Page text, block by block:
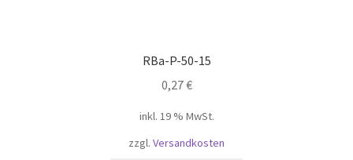
RBa-P-50-15
0,27€
inkl. 19 % MwSt.
zzgl. Versandkosten